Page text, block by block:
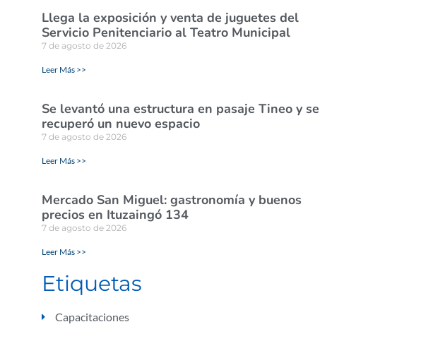
Llega la exposición y venta de juguetes del
Servicio Penitenciario al Teatro Municipal
7 de agosto de 2026
Leer Más >>
Se levantó una estructura en pasaje Tineo y se
recuperó un nuevo espacio
7 de agosto de 2026
Leer Más >>
Mercado San Miguel: gastronomía y buenos
precios en Ituzaingó 134
7 de agosto de 2026
Leer Más >>
Etiquetas
Capacitaciones